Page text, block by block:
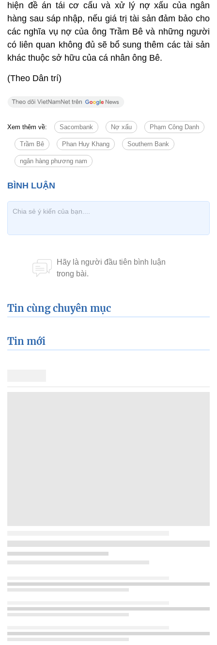
hiện đề án tái cơ cấu và xử lý nợ xấu của ngân
hàng sau sáp nhập, nếu giá trị tài sản đảm bảo cho
các nghĩa vụ nợ của ông Trầm Bê và những người
có liên quan không đủ sẽ bổ sung thêm các tài sản
khác thuộc sở hữu của cá nhân ông Bê.
(Theo Dân trí)
Xem thêm về: Sacombank Nợ xấu Phạm Công Danh
Trầm Bê Phan Huy Khang Southern Bank
ngân hàng phương nam
Tin cùng chuyên mục
Tin mới